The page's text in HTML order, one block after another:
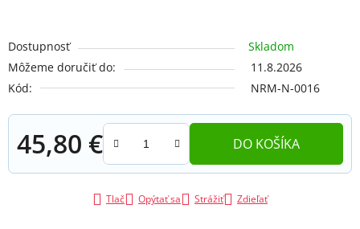
Dostupnosť
Skladom
Môžeme doručiť do:
11.8.2026
Kód:
NRM-N-0016
45,80 €
Jednotková cena:
DO KOŠÍKA
Tlač Opýtať sa Strážiť Zdieľať